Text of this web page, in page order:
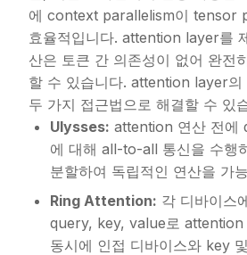
에 context parallelism이 tensor
효율적입니다. attention layer를
산은 토큰 간 의존성이 없어 완전
할 수 있습니다. attention layer의
두 가지 접근법으로 해결할 수 있
Ulysses: attention 연산 전에
에 대해 all-to-all 통신을 수행
분할하여 독립적인 연산을 가
Ring Attention: 각 디바이스
query, key, value로 attention
동시에 인접 디바이스와 key